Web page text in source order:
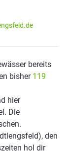
bereits
bisher 119
hier
Die
den
hol dir